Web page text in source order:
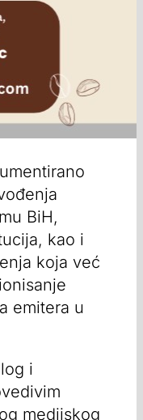
BiH,
kao i
koja već
emitera u
i
medijskog